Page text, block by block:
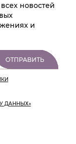
новостей
и
ОТПРАВИТЬ
ДАННЫХ»